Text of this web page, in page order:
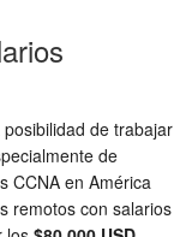
de trabajar
de
CCNA en América
remotos con salarios